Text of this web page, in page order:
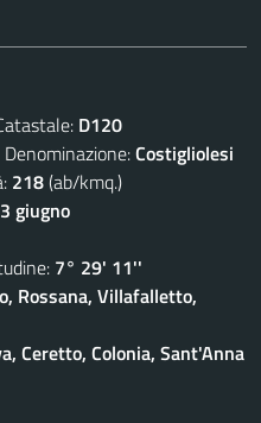
D120
Costigliolesi
218(ab/kmq.)
giugno
7° 29' 11''
Rossana, Villafalletto,
Ceretto, Colonia, Sant'Anna